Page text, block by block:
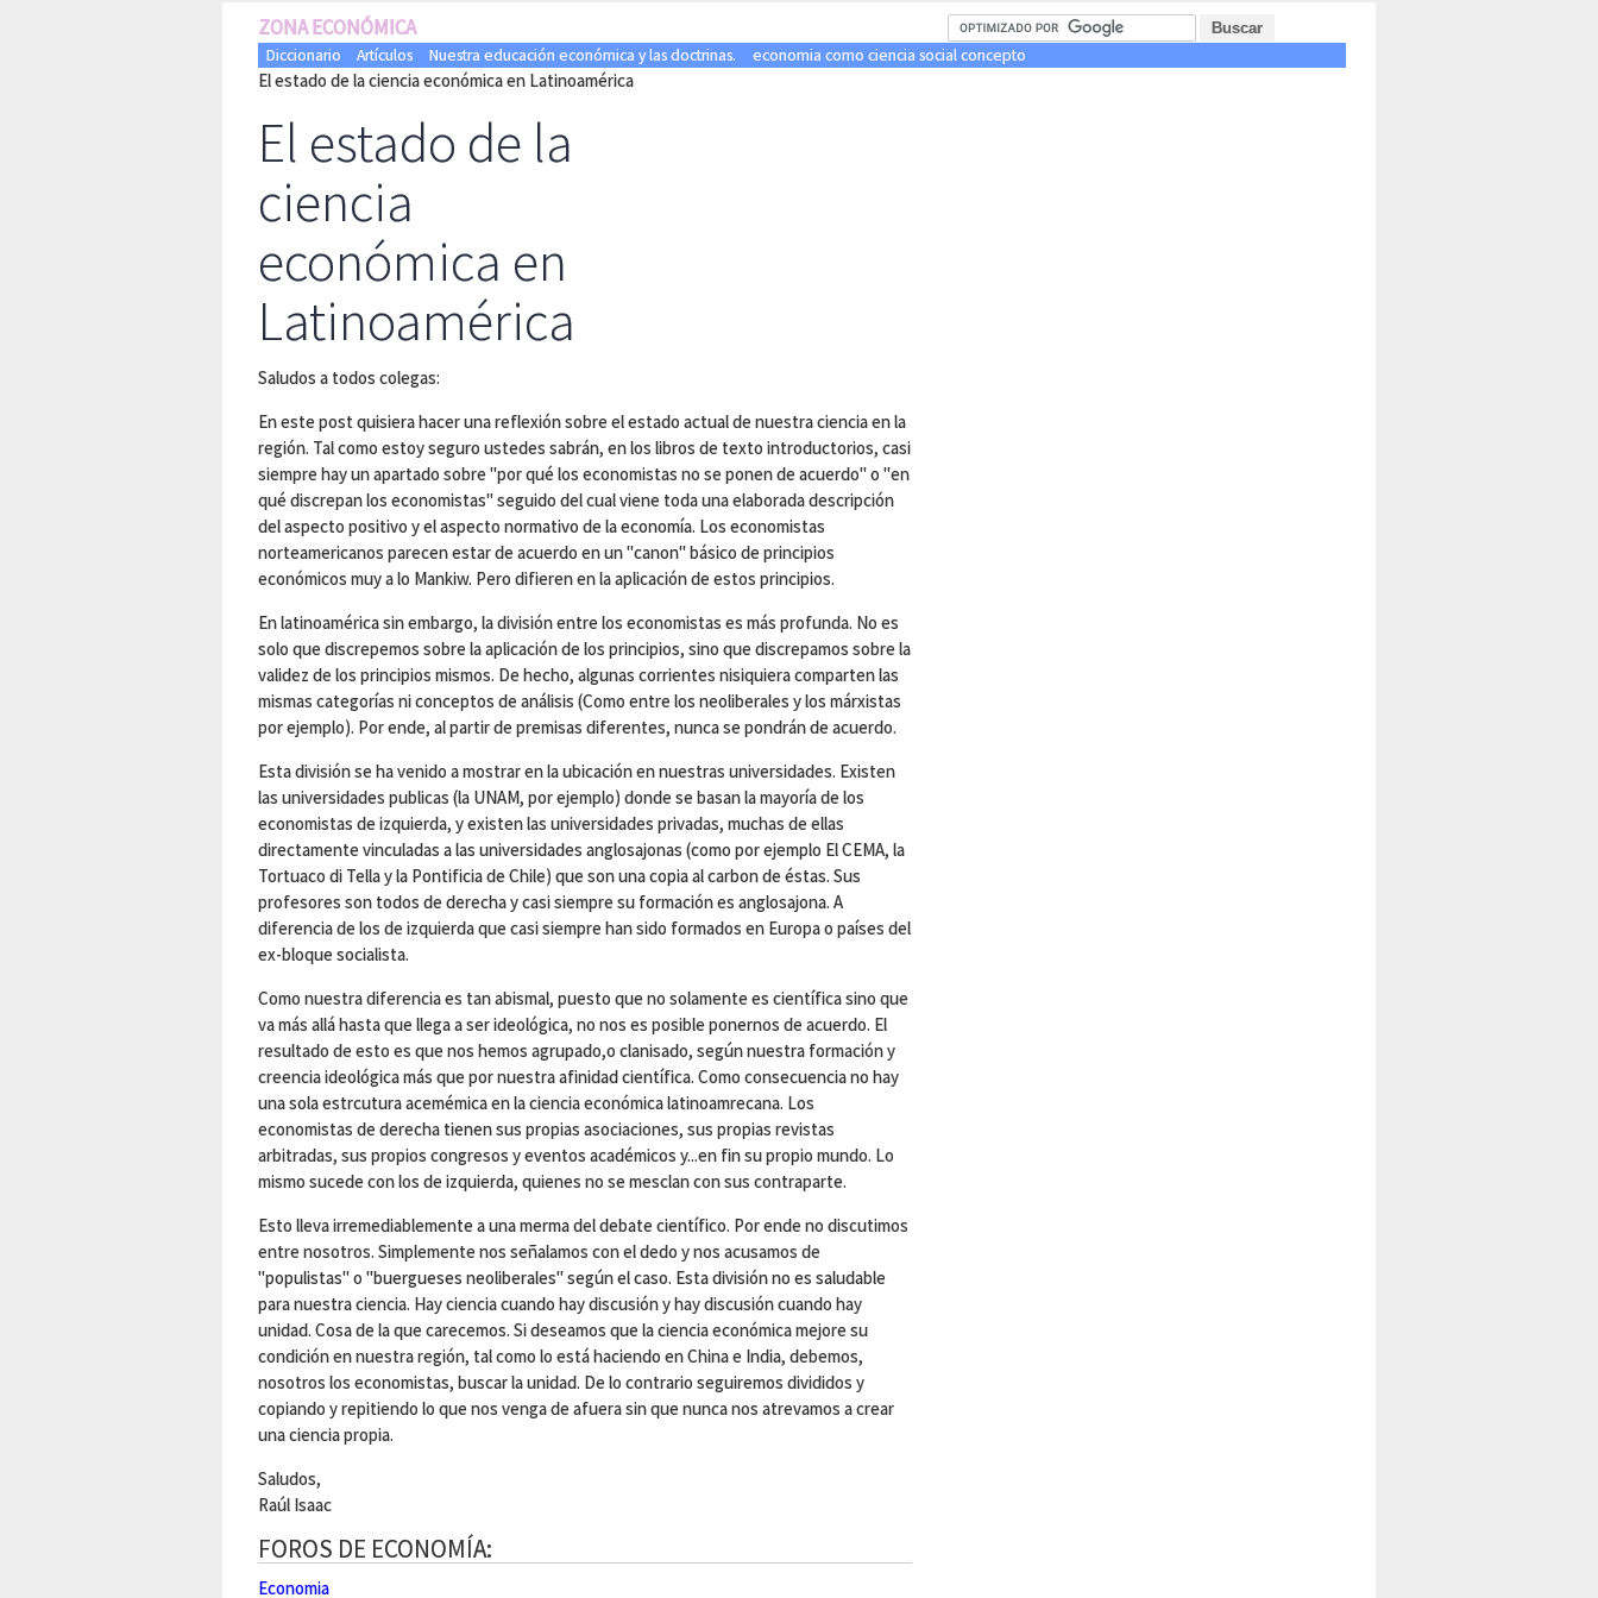
ZONA ECONÓMICA
Diccionario Artículos Nuestra educación económica y las doctrinas. economia como ciencia social concepto
El estado de la ciencia económica en Latinoamérica
El estado de la
ciencia
económica en
Latinoamérica
Saludos a todos colegas:
En este post quisiera hacer una reflexión sobre el estado actual de nuestra ciencia en la
región. Tal como estoy seguro ustedes sabrán, en los libros de texto introductorios, casi
siempre hay un apartado sobre "por qué los economistas no se ponen de acuerdo" o "en
qué discrepan los economistas" seguido del cual viene toda una elaborada descripción
del aspecto positivo y el aspecto normativo de la economía. Los economistas
norteamericanos parecen estar de acuerdo en un "canon" básico de principios
económicos muy a lo Mankiw. Pero difieren en la aplicación de estos principios.
En latinoamérica sin embargo, la división entre los economistas es más profunda. No es
solo que discrepemos sobre la aplicación de los principios, sino que discrepamos sobre la
validez de los principios mismos. De hecho, algunas corrientes nisiquiera comparten las
mismas categorías ni conceptos de análisis (Como entre los neoliberales y los márxistas
por ejemplo). Por ende, al partir de premisas diferentes, nunca se pondrán de acuerdo.
Esta división se ha venido a mostrar en la ubicación en nuestras universidades. Existen
las universidades publicas (la UNAM, por ejemplo) donde se basan la mayoría de los
economistas de izquierda, y existen las universidades privadas, muchas de ellas
directamente vinculadas a las universidades anglosajonas (como por ejemplo El CEMA, la
Tortuaco di Tella y la Pontificia de Chile) que son una copia al carbon de éstas. Sus
profesores son todos de derecha y casi siempre su formación es anglosajona. A
diferencia de los de izquierda que casi siempre han sido formados en Europa o países del
ex-bloque socialista.
Como nuestra diferencia es tan abismal, puesto que no solamente es científica sino que
va más allá hasta que llega a ser ideológica, no nos es posible ponernos de acuerdo. El
resultado de esto es que nos hemos agrupado,o clanisado, según nuestra formación y
creencia ideológica más que por nuestra afinidad científica. Como consecuencia no hay
una sola estrcutura acemémica en la ciencia económica latinoamrecana. Los
economistas de derecha tienen sus propias asociaciones, sus propias revistas
arbitradas, sus propios congresos y eventos académicos y...en fin su propio mundo. Lo
mismo sucede con los de izquierda, quienes no se mesclan con sus contraparte.
Esto lleva irremediablemente a una merma del debate científico. Por ende no discutimos
entre nosotros. Simplemente nos señalamos con el dedo y nos acusamos de
"populistas" o "buergueses neoliberales" según el caso. Esta división no es saludable
para nuestra ciencia. Hay ciencia cuando hay discusión y hay discusión cuando hay
unidad. Cosa de la que carecemos. Si deseamos que la ciencia económica mejore su
condición en nuestra región, tal como lo está haciendo en China e India, debemos,
nosotros los economistas, buscar la unidad. De lo contrario seguiremos divididos y
copiando y repitiendo lo que nos venga de afuera sin que nunca nos atrevamos a crear
una ciencia propia.
Saludos,
Raúl Isaac
FOROS DE ECONOMÍA:
Economia